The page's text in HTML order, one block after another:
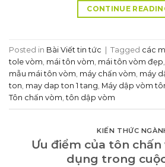
CONTINUE
Posted in Bài Viết tin tức Tagged các
tole vòm mái tôn vòm mái tôn vòm đẹp
mẫu mái tôn vòm máy chấn vòm máy
ton may dap ton 1 tang Máy dập vòm
Tôn chấn vòm ,tôn dập vòm
KIẾN THỨC
Ưu điểm của tôn
dụng trong